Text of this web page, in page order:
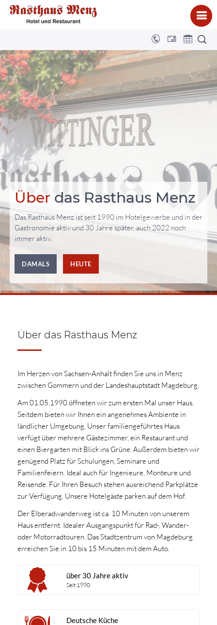
Über das Rasthaus Menz
Das Rasthaus Menz ist seit 1990 im Hotelgewerbe und in der
Gastronomie aktiv und 30 Jahre später, auch 2022 noch
immer aktiv.
DAMALS HEUTE
Über das Rasthaus Menz
Im Herzen von Sachsen-Anhalt finden Sie uns in Menz
zwischen Gommern und der Landeshauptstadt Magdeburg.
Am 01.05.1990 öffneten wir zum ersten Mal unser Haus.
Seitdem bieten wir Ihnen ein angenehmes Ambiente in
ländlicher Umgebung. Unser familiengeführtes Haus
verfügt über mehrere Gästezimmer, ein Restaurant und
einen Biergarten mit Blick ins Grüne. Außerdem bieten wir
genügend Platz für Schulungen, Seminare und
Familienfeiern. Ideal auch für Ingenieure, Monteure und
Reisende. Für Ihren Besuch stehen ausreichend Parkplätze
zur Verfügung. Unsere Hotelgäste parken auf dem Hof.
Der Elberadwanderweg ist ca. 10 Minuten von unserem
Haus entfernt. Idealer Ausgangspunkt für Rad-, Wander-
oder Motorradtouren. Das Stadtzentrum von Magdeburg
erreichen Sie in 10 bis 15 Minuten mit dem Auto.
über 30 Jahre aktiv
Seit 1990
Deutsche Küche